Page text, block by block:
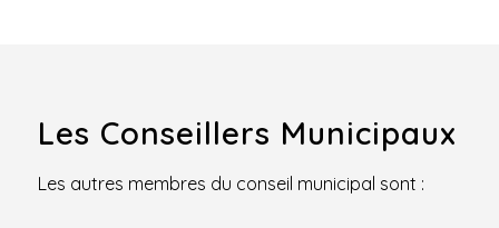
Les Conseillers Municipaux
Les autres membres du conseil municipal sont :